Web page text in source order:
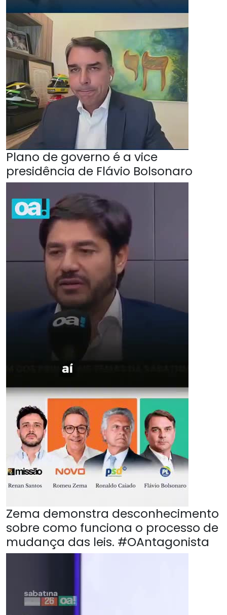
Plano de governo é a vice
presidência de Flávio Bolsonaro
Zema demonstra desconhecimento
sobre como funciona o processo de
mudança das leis. #OAntagonista